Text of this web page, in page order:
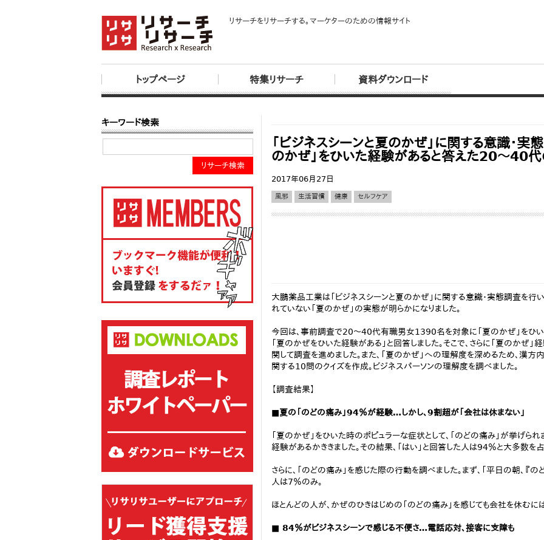
リサーチをリサーチする。マーケターのための情報サイト
トップページ 特集リサーチ 資料ダウンロード
「ビジネスシーンと夏のかぜ」に関する意識・実
のかぜ」をひいた経験があると答えた20～40
2017年06月27日
風邪 生活習慣 健康 セルフケア
大鵬薬品工業は「ビジネスシーンと夏のかぜ」に関する意識・実態調査を行
れていない「夏のかぜ」の実態が明らかになりました。
今回は、事前調査で20～40代有職男女1390名を対象に「夏のかぜ」をひい
「夏のかぜをひいた経験がある」と回答しました。そこで、さらに「夏のかぜ
関して調査を進めました。また、「夏のかぜ」への理解度を深めるため、漢
関する10問のクイズを作成。ビジネスパーソンの理解度を調べました。
【調査結果】
■夏の「のどの痛み」94％が経験…しかし、9割超が「会社は休まない」
「夏のかぜ」をひいた時のポピュラーな症状として、「のどの痛み」が挙げら
経験があるかききました。その結果、「はい」と回答した人は94％と大多数を
さらに、「のどの痛み」を感じた際の行動を調べました。まず、「平日の朝、『
人は7％のみ。
ほとんどの人が、かぜのひきはじめの「のどの痛み」を感じても会社を休むに
■ 84％がビジネスシーンで感じる不便さ…電話応対、接客に支障も
キーワード検索
リサーチ検索